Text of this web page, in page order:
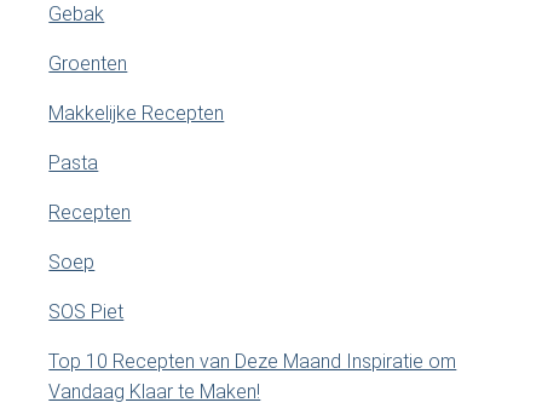
Gebak
Groenten
Makkelijke Recepten
Pasta
Recepten
Soep
SOS Piet
Top 10 Recepten van Deze Maand Inspiratie om
Vandaag Klaar te Maken!